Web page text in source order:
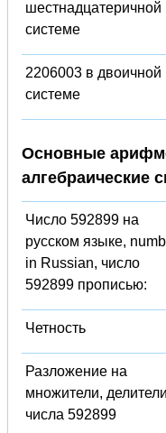
шестнадцатеричной
системе
2206003 в двоичной
системе
Основные
алгебраические
Число 592899 на
русском языке,
in Russian, число
592899 прописью:
Четность
Разложение на
множители, делители
числа 592899